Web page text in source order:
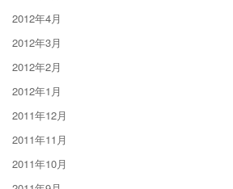
2012年4月
2012年3月
2012年2月
2012年1月
2011年12月
2011年11月
2011年10月